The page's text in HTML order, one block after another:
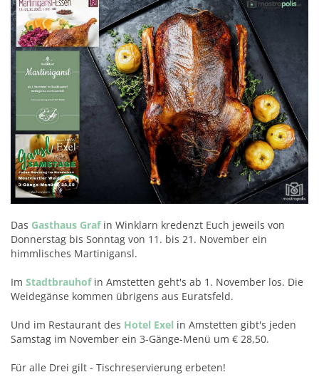
Das Gasthaus Grafin Winklarn kredenzt Euch jeweils von
Donnerstag bis Sonntag von 11. bis 21. November ein
himmlisches Martinigansl.
Im Stadtbrauhofin Amstetten geht's ab 1. November los. Die
Weidegänse kommen übrigens aus Euratsfeld.
Und im Restaurant des Hotel Exel in Amstetten gibt's jeden
Samstag im November ein 3-Gänge-Menü um € 28,50.
Für alle Drei gilt - Tischreservierung erbeten!